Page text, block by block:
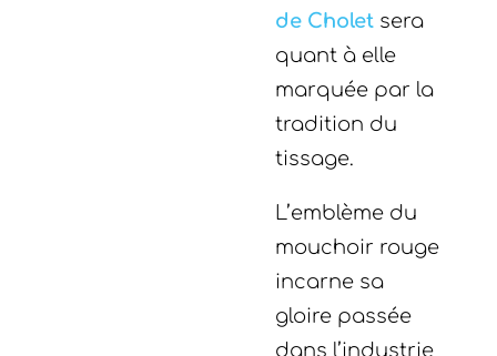
de Cholet sera
quant à elle
marquée par la
tradition du
tissage.
L’emblème du
mouchoir rouge
incarne sa
gloire passée
dans l’industrie